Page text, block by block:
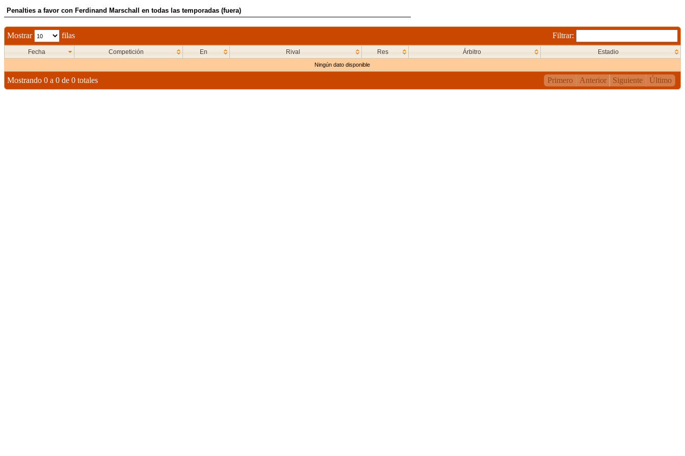
Penalties a favor con Ferdinand Marschall en todas las temporadas (fuera)
Mostrar filas Filtrar:
Fecha Competición En Rival Res Árbitro Estadio
Ningún dato disponible
Mostrando 0 a 0 de 0 totales Primero Anterior Siguiente Último